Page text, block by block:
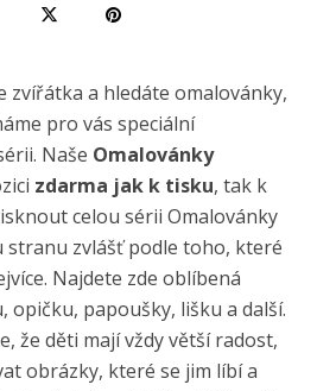
zvířátka a hledáte omalovánky,
pro vás speciální
Naše Omalovánky
zdarma jak k tisku, tak k
celou sérii Omalovánky
stranu zvlášť podle toho, které
Najdete zde oblíbená
opičku, papoušky, lišku a další.
že děti mají vždy větší radost,
obrázky, které se jim líbí a